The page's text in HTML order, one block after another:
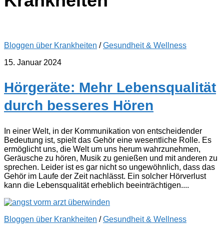
Bloggen über Krankheiten /Gesundheit & Wellness
15. Januar 2024
Hörgeräte: Mehr Lebensqualität
durch besseres Hören
In einer Welt, in der Kommunikation von entscheidender
Bedeutung ist, spielt das Gehör eine wesentliche Rolle. Es
ermöglicht uns, die Welt um uns herum wahrzunehmen,
Geräusche zu hören, Musik zu genießen und mit anderen zu
sprechen. Leider ist es gar nicht so ungewöhnlich, dass das
Gehör im Laufe der Zeit nachlässt. Ein solcher Hörverlust
kann die Lebensqualität erheblich beeinträchtigen....
Bloggen über Krankheiten /Gesundheit & Wellness